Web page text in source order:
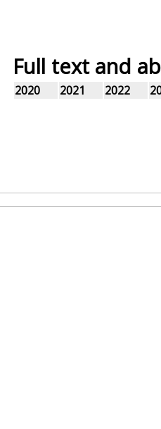
Full text and
2020 2021 2022